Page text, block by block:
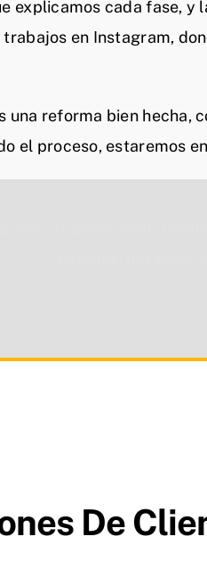
explicamos cada fase, y
trabajos en Instagram,
una reforma bien hecha,
el proceso, estaremos
De